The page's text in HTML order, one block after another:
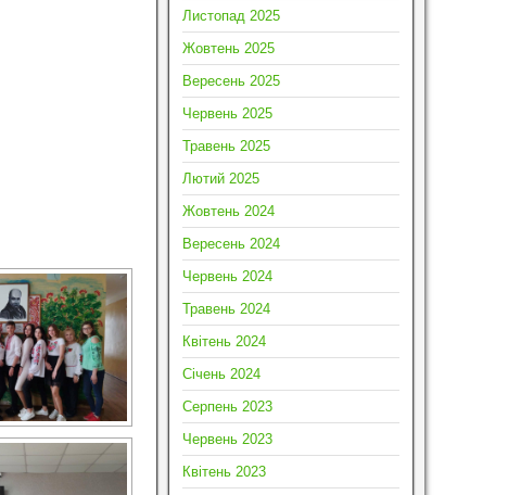
Листопад 2025
Жовтень 2025
Вересень 2025
Червень 2025
Травень 2025
Лютий 2025
Жовтень 2024
Вересень 2024
Червень 2024
Травень 2024
Квітень 2024
Січень 2024
Серпень 2023
Червень 2023
Квітень 2023